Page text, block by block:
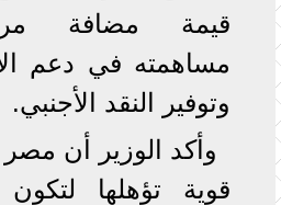
قيمة مضافة
مساهمته في دعم
وتوفير النقد الأجنبي.
وأكد الوزير أن
قوية تؤهلها لتكون